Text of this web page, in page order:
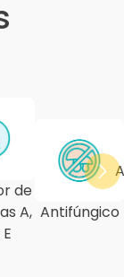
de
A, Antifúngico